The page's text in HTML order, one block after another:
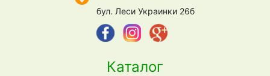
Каталог
бул. Леси Украинки 26б